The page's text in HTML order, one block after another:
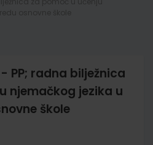
- PP; radna bilježnica
njemačkog jezika u
škole